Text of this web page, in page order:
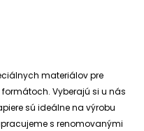
materiálov pre
Vyberajú si u nás
sú ideálne na výrobu
s renomovanými